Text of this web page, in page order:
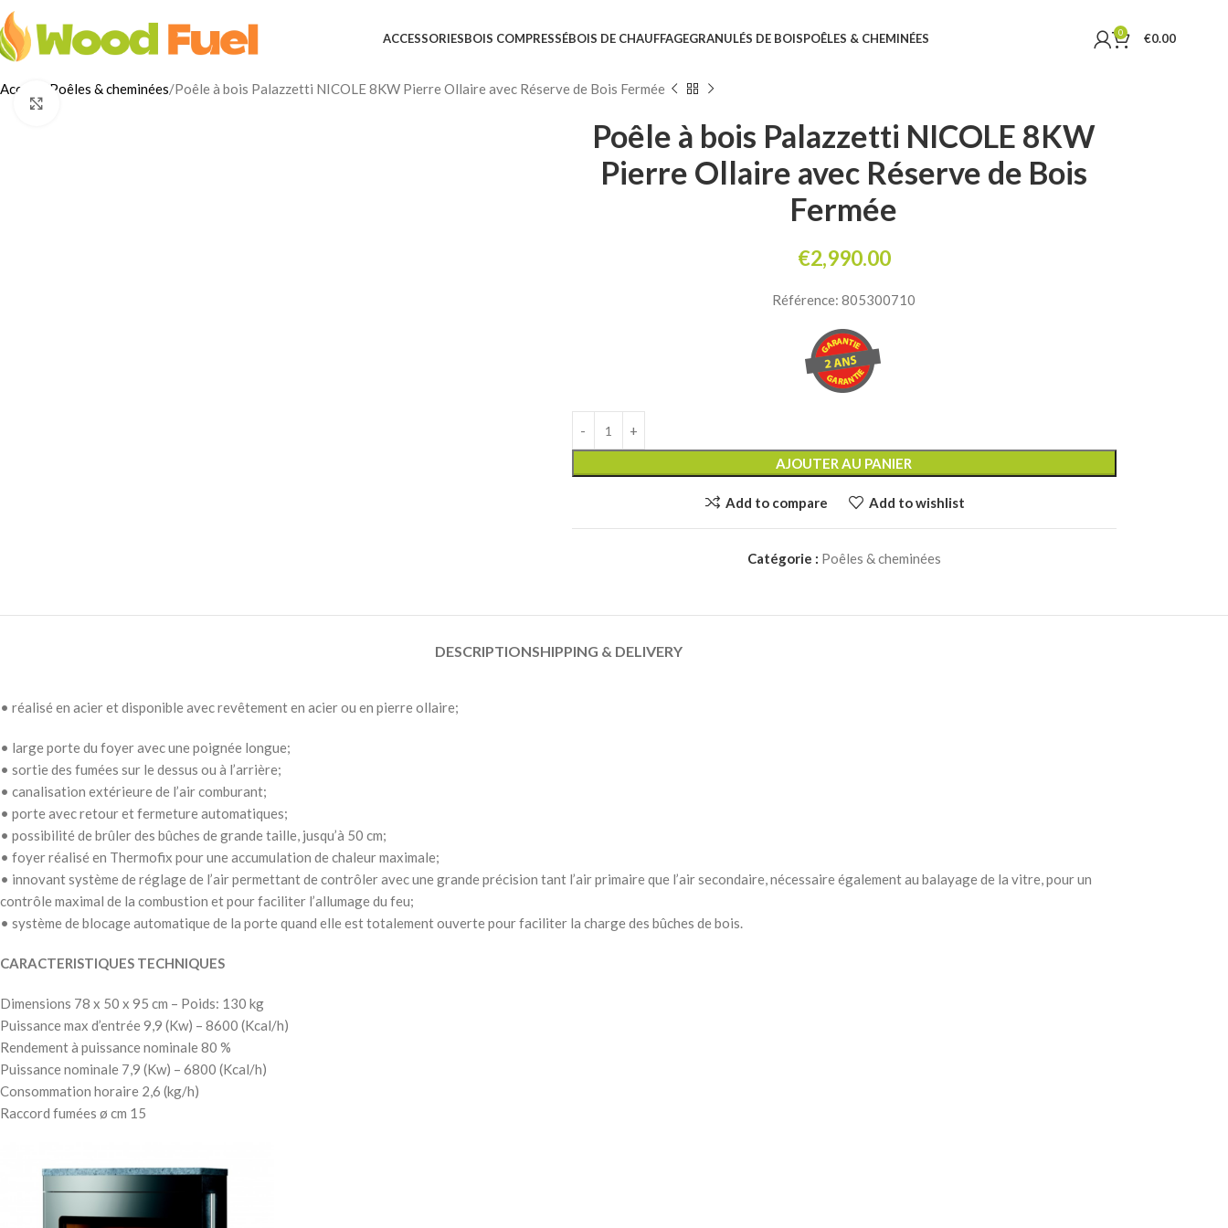
ACCESSORIESBOIS COMPRESSÉBOIS DE CHAUFFAGEGRANULÉS DE BOISPOÊLES & CHEMINÉES 0 €0.00
Accueil Poêles & cheminées Poêle à bois Palazzetti NICOLE 8KW Pierre Ollaire avec Réserve de Bois Fermée
Poêle à bois Palazzetti NICOLE 8KW
Pierre Ollaire avec Réserve de Bois
Fermée
€2,990.00
Référence: 805300710
AJOUTER AU PANIER
Add to compare Add to wishlist
Catégorie : Poêles & cheminées
DESCRIPTIONSHIPPING & DELIVERY
• réalisé en acier et disponible avec revêtement en acier ou en pierre ollaire;
• large porte du foyer avec une poignée longue;
• sortie des fumées sur le dessus ou à l’arrière;
• canalisation extérieure de l’air comburant;
• porte avec retour et fermeture automatiques;
• possibilité de brûler des bûches de grande taille, jusqu’à 50 cm;
• foyer réalisé en Thermofix pour une accumulation de chaleur maximale;
• innovant système de réglage de l’air permettant de contrôler avec une grande précision tant l’air primaire que l’air secondaire, nécessaire également au balayage de la vitre, pour un
contrôle maximal de la combustion et pour faciliter l’allumage du feu;
• système de blocage automatique de la porte quand elle est totalement ouverte pour faciliter la charge des bûches de bois.
CARACTERISTIQUES TECHNIQUES
Dimensions 78 x 50 x 95 cm – Poids: 130 kg
Puissance max d’entrée 9,9 (Kw) – 8600 (Kcal/h)
Rendement à puissance nominale 80 %
Puissance nominale 7,9 (Kw) – 6800 (Kcal/h)
Consommation horaire 2,6 (kg/h)
Raccord fumées ø cm 15